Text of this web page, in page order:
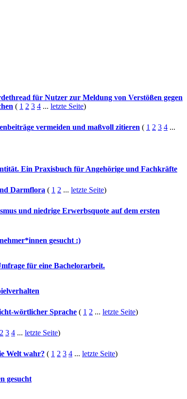
für Nutzer zur Meldung von Verstößen gegen
( 1 2 3 4 ... letzte Seite)
vermeiden und maßvoll zitieren ( 1 2 3 4 ...
Ein Praxisbuch für Angehörige und Fachkräfte
Darmflora ( 1 2 ... letzte Seite)
und niedrige Erwerbsquote auf dem ersten
gesucht :)
für eine Bachelorarbeit.
wörtlicher Sprache ( 1 2 ... letzte Seite)
2 3 4 ... letzte Seite)
Welt wahr? ( 1 2 3 4 ... letzte Seite)
gesucht